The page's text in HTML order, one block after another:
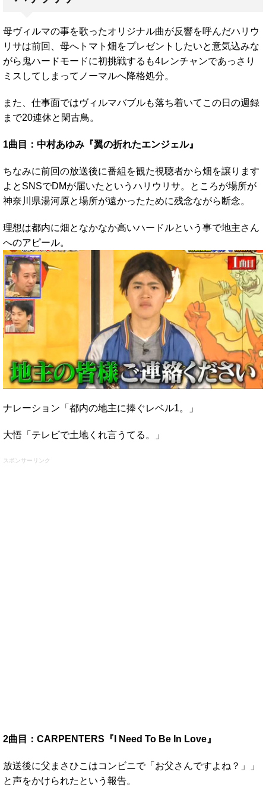
母ヴィルマの事を歌ったオリジナル曲が反響を呼んだハリウ
リサは前回、母へトマト畑をプレゼントしたいと意気込みな
がら鬼ハードモードに初挑戦するも4レンチャンであっさり
ミスしてしまってノーマルへ降格処分。
また、仕事面ではヴィルマバブルも落ち着いてこの日の週録
まで20連休と閑古鳥。
1曲目：中村あゆみ『翼の折れたエンジェル』
ちなみに前回の放送後に番組を観た視聴者から畑を譲ります
よとSNSでDMが届いたというハリウリサ。ところが場所が
神奈川県湯河原と場所が遠かったために残念ながら断念。
理想は都内に畑となかなか高いハードルという事で地主さん
へのアピール。
ナレーション「都内の地主に捧ぐレベル1。」
大悟「テレビで土地くれ言うてる。」
スポンサーリンク
2曲目：CARPENTERS『I Need To Be In Love』
放送後に父まさひこはコンビニで「お父さんですよね？」」
と声をかけられたという報告。